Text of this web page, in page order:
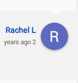
Rachel L
2 years ago